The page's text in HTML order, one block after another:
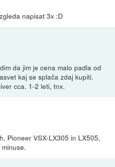
napisat 3x :D
da jim je cena malo padla od
kaj se splača zdaj kupiti.
cca. 1-2 leti, tnx.
Pioneer VSX-LX305 in LX505,